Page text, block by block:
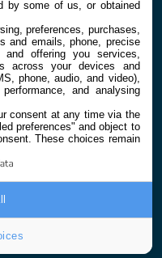
by some of us, or obtained
preferences, purchases,
and emails, phone, precise
and offering you services,
across your devices and
phone, audio, and video),
and analysing
consent at any time via the
preferences" and object to
These choices remain